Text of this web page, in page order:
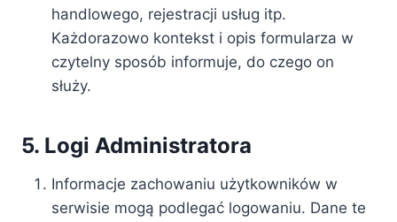
handlowego, rejestracji usług itp.
Każdorazowo kontekst i opis formularza w
czytelny sposób informuje, do czego on
służy.
5. Logi Administratora
Informacje zachowaniu użytkowników w
serwisie mogą podlegać logowaniu. Dane te